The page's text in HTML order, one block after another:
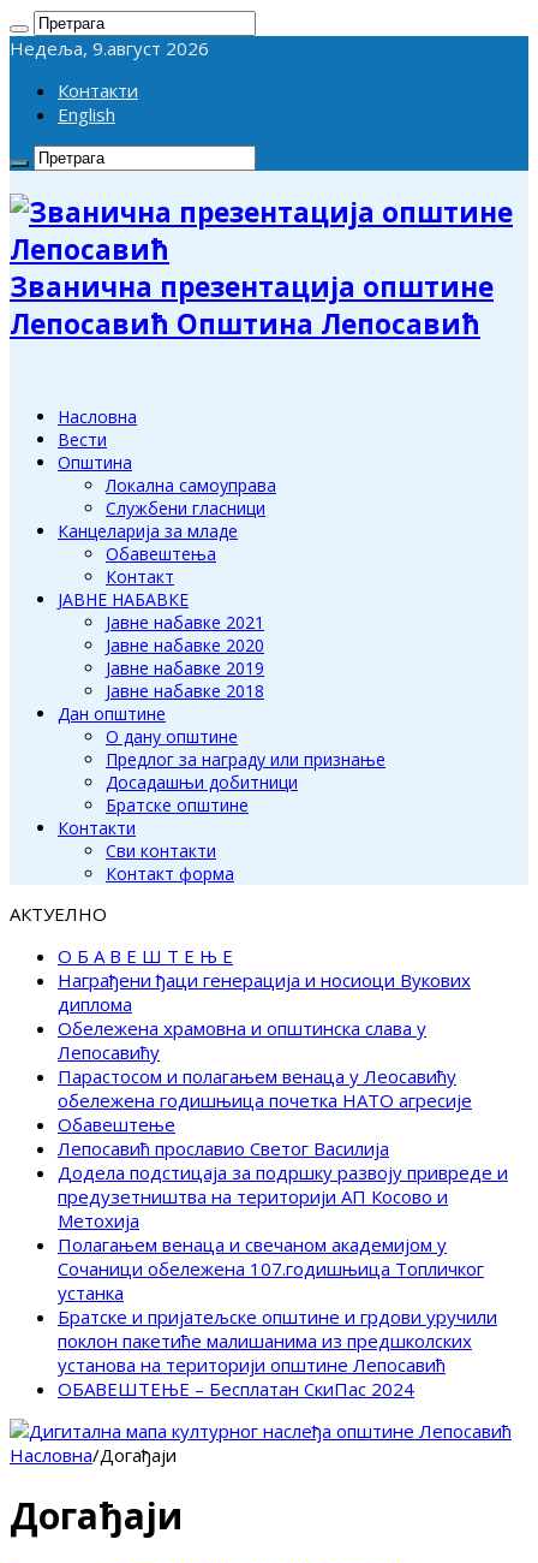
Недеља, 9.август 2026
Контакти
English
Званична презентација општине
Лепосавић Општина Лепосавић
Насловна
Вести
Општина
Локална самоуправа
Службени гласници
Канцеларија за младе
Обавештења
Контакт
ЈАВНЕ НАБАВКЕ
Јавне набавке 2021
Јавне набавке 2020
Јавне набавке 2019
Јавне набавке 2018
Дан општине
О дану општине
Предлог за награду или признање
Досадашњи добитници
Братске општине
Контакти
Сви контакти
Контакт форма
АКТУЕЛНО
О Б А В Е Ш Т Е Њ Е
Награђени ђаци генерација и носиоци Вукових
диплома
Обележена храмовна и општинска слава у
Лепосавићу
Парастосом и полагањем венаца у Леосавићу
обележена годишњица почетка НАТО агресије
Обавештење
Лепосавић прославио Светог Василија
Додела подстицаја за подршку развоју привреде и
предузетништва на територији АП Косово и
Метохија
Полагањем венаца и свечаном академијом у
Сочаници обележена 107.годишњица Топличког
устанка
Братске и пријатељске општине и грдови уручили
поклон пакетиће малишанима из предшколских
установа на територији општине Лепосавић
ОБАВЕШТЕЊЕ – Бесплатан СкиПас 2024
Насловна/Догађаји
Догађаји